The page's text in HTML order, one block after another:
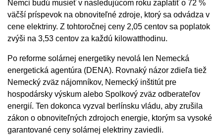
Nemci budú musieť v nasledujúcom roku zaplatiť o 72 %
väčší príspevok na obnoviteľné zdroje, ktorý sa odvádza v
cene elektriny. Z tohtoročnej ceny 2,05 centov sa poplatok
zvýši na 3,53 centov za každú kilowatthodinu.
Po reforme solárnej energetiky nevolá len Nemecká
energetická agentúra (DENA). Rovnaký názor zdieľa tiež
Nemecký zväz nájomníkov, Nemecký inštitút pre
hospodársky výskum alebo Spolkový zväz odberateľov
energií. Ten dokonca vyzval berlínsku vládu, aby zrušila
zákon o obnoviteľných zdrojoch energie, ktorým sa vysoké
garantované ceny solárnej elektriny zaviedli.